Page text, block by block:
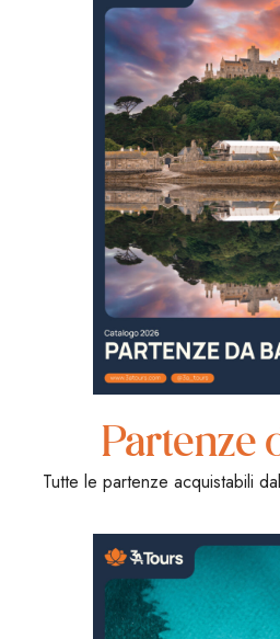
Partenze
Tutte le partenze acquistabili